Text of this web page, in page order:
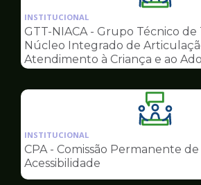
da
pagina
de
INSTITUCIONAL
GTT-NIACA - Grupo Técnico
Núcleo Integrado de
Atendimento à Criança e ao
Ilustração
da
pagina
INSTITUCIONAL
CPA - Comissão Permanente de
Acessibilidade